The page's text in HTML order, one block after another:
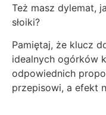
Też masz dylemat,
słoiki?
Pamiętaj, że klucz
idealnych ogórków
odpowiednich
przepisowi, a efekt